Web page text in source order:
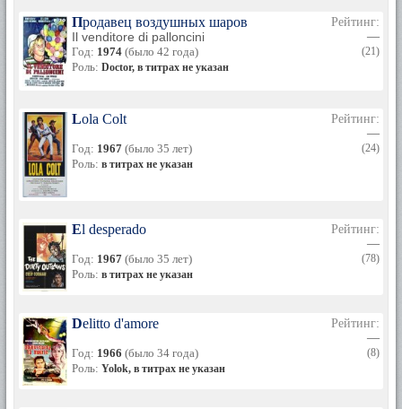
Продавец воздушных шаров
Il venditore di palloncini
Год: 1974 (было 42 года)
Роль: Doctor, в титрах не указан
Рейтинг:
—
(21)
Lola Colt
Год: 1967 (было 35 лет)
Роль: в титрах не указан
Рейтинг:
—
(24)
El desperado
Год: 1967 (было 35 лет)
Роль: в титрах не указан
Рейтинг:
—
(78)
Delitto d'amore
Год: 1966 (было 34 года)
Роль: Yolok, в титрах не указан
Рейтинг:
—
(8)